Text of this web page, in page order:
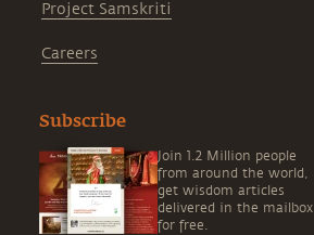
Project Samskriti
Careers
Subscribe
Join 1.2 Million people
from around the world,
get wisdom articles
delivered in the mailbox
for free.